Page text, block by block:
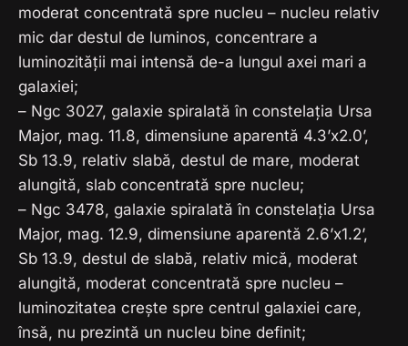
moderat concentrată spre nucleu – nucleu relativ
mic dar destul de luminos, concentrare a
luminozității mai intensă de-a lungul axei mari a
galaxiei;
– Ngc 3027, galaxie spiralată în constelația Ursa
Major, mag. 11.8, dimensiune aparentă 4.3’x2.0’,
Sb 13.9, relativ slabă, destul de mare, moderat
alungită, slab concentrată spre nucleu;
– Ngc 3478, galaxie spiralată în constelația Ursa
Major, mag. 12.9, dimensiune aparentă 2.6’x1.2’,
Sb 13.9, destul de slabă, relativ mică, moderat
alungită, moderat concentrată spre nucleu –
luminozitatea crește spre centrul galaxiei care,
însă, nu prezintă un nucleu bine definit;